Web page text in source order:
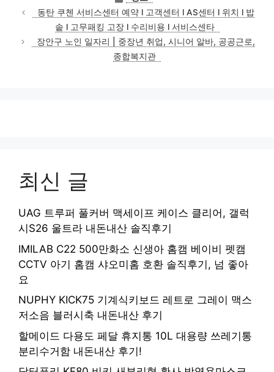
테
고
리
동탄 쿠첸 서비스센터 예약 l 고객센터 l AS센터 l 위치 l 밥
솥 l 고무패킹 고장 l 수리비용 l 서비스센타
장안구 노인 일자리 | 중장년 취업, 시니어 알바, 공공근로,
종합복지관
최신 글
UAG 트루퍼 풀커버 맥세이프 케이스 클리어, 갤럭
시S26 울트라 내돈내산 솔직후기
IMILAB C22 500만화소 신생아 홈캠 베이비 펫캠
CCTV 아기 홈캠 샤오미홈 호환 솔직후기, 넘 좋아
요
NUPHY KICK75 기계식키보드 레트로 그레이 맥스
저소음 블러시축 내돈내산 후기
할메이드 다용도 페달 휴지통 10L 대용량 쓰레기통
분리수거함 내돈내산 후기!